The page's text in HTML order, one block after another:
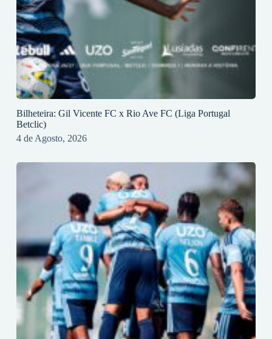
Bilheteira: Gil Vicente FC x Rio Ave FC (Liga Portugal
Betclic)
4 de Agosto, 2026